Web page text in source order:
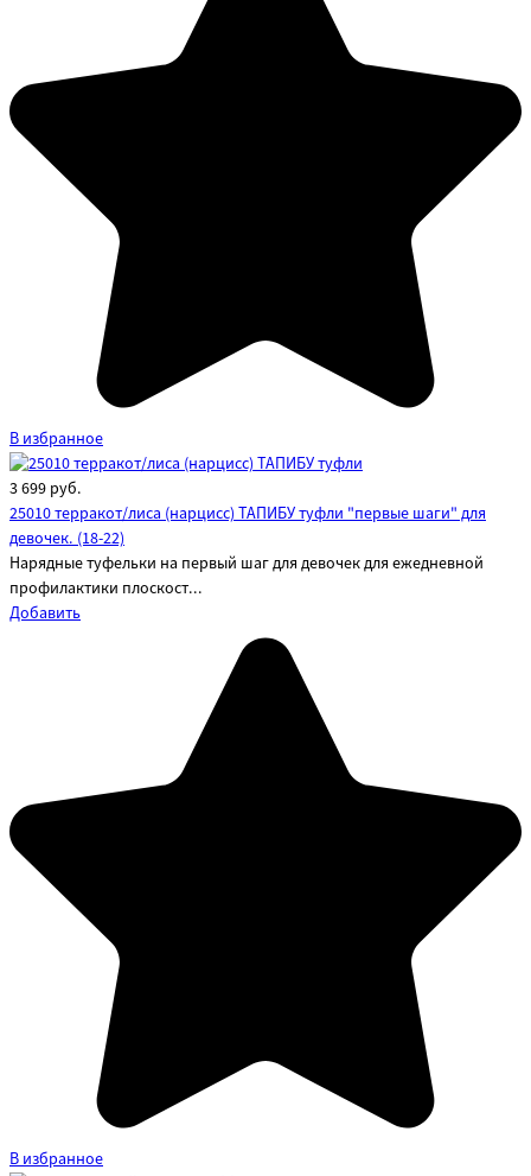
В избранное
3 699 руб.
25010 терракот/лиса (нарцисс) ТАПИБУ туфли "первые шаги" для
девочек. (18-22)
Нарядные туфельки на первый шаг для девочек для ежедневной
профилактики плоскост...
Добавить
В избранное